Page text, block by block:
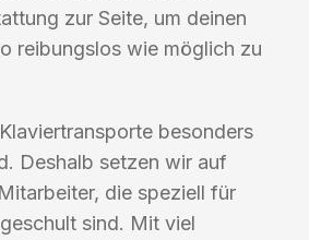
zur Seite, um deinen
reibungslos wie möglich zu
besonders
Deshalb setzen wir auf
die speziell für
sind. Mit viel